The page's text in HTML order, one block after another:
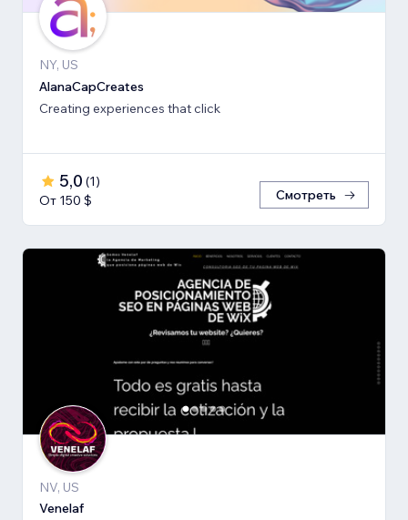
NY, US
AlanaCapCreates
Creating experiences that click
5,0 (1)
От 150 $
Смотреть
NV, US
Venelaf